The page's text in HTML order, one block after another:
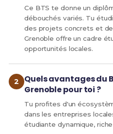
Ce BTS te donne un
débouchés variés. Tu
des projets concrets et
Grenoble offre un cadre
opportunités locales.
Quels avantages du
Grenoble pour toi ?
Tu profites d'un
dans les entreprises
étudiante dynamique,